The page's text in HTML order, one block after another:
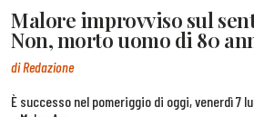
Malore improvviso sul
Non, morto uomo di 80
di Redazione
È successo nel pomeriggio di oggi, venerdì 7